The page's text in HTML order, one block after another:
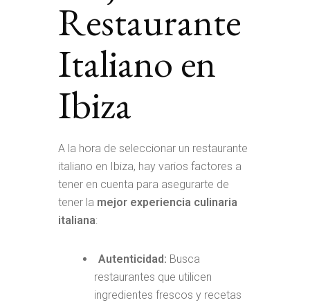
Restaurante
Italiano en
Ibiza
A la hora de seleccionar un restaurante
italiano en Ibiza, hay varios factores a
tener en cuenta para asegurarte de
tener la mejor experiencia culinaria
italiana:
Autenticidad: Busca
restaurantes que utilicen
ingredientes frescos y recetas